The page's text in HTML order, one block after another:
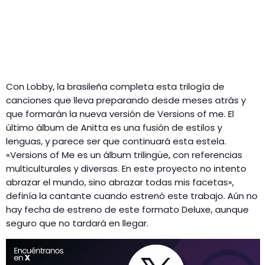
Con Lobby, la brasileña completa esta trilogía de
canciones que lleva preparando desde meses atrás y
que formarán la nueva versión de Versions of me. El
último álbum de Anitta es una fusión de estilos y
lenguas, y parece ser que continuará esta estela.
«Versions of Me es un álbum trilingüe, con referencias
multiculturales y diversas. En este proyecto no intento
abrazar el mundo, sino abrazar todas mis facetas»,
definía la cantante cuando estrenó este trabajo. Aún no
hay fecha de estreno de este formato Deluxe, aunque
seguro que no tardará en llegar.